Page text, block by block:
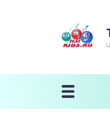
МЕСЯЦ
УЧИТСЯ
ПОСЛЕ ГОДА
К ШКОЛЕ
ДОШКОЛЬНИКА
ШКОЛА
ШКОЛЬНИКА
ШКОЛЬНИКА